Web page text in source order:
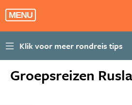
MENU
Groepsreizen